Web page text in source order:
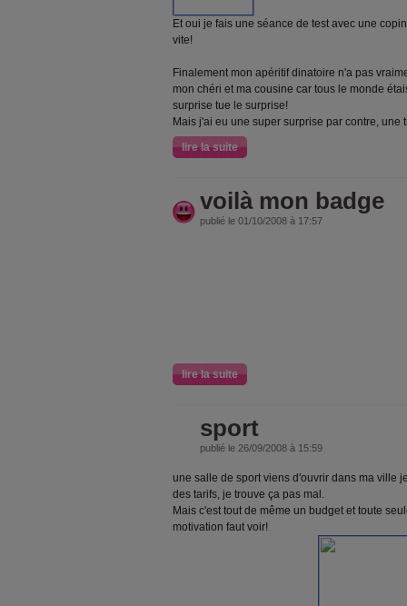
Et oui je fais une séance de test avec une
vite!
Finalement mon apéritif dinatoire n'a pas
mon chéri et ma cousine car tous le monde
surprise tue le surprise!
Mais j'ai eu une super surprise par contre, une
lire la suite
voilà mon badge
publié le 01/10/2008 à 17:57
lire la suite
sport
publié le 26/09/2008 à 15:59
une salle de sport viens d'ouvrir dans ma ville
des tarifs, je trouve ça pas mal.
Mais c'est tout de même un budget et toute
motivation faut voir!